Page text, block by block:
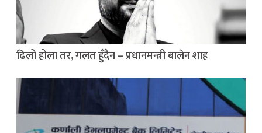
ढिलो होला तर, गलत हुँदैन – प्रधानमन्त्री बालेन शाह